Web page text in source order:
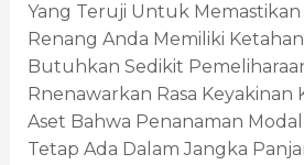
Yang Teruji Untuk
Renang Anda Memiliki
Butuhkan Sedikit
Rnenawarkan Rasa Keyakinan
Aset Bahwa Penanaman
Tetap Ada Dalam Jangka